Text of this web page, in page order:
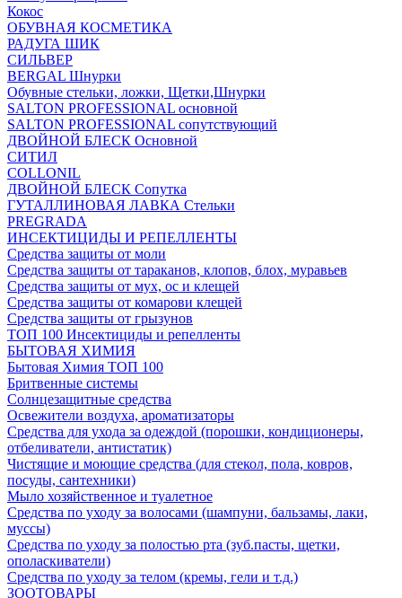
Кокос
ОБУВНАЯ КОСМЕТИКА
РАДУГА ШИК
СИЛЬВЕР
BERGAL Шнурки
Обувные стельки, ложки, Щетки,Шнурки
SALTON PROFESSIONAL основной
SALTON PROFESSIONAL сопутствующий
ДВОЙНОЙ БЛЕСК Основной
СИТИЛ
COLLONIL
ДВОЙНОЙ БЛЕСК Сопутка
ГУТАЛЛИНОВАЯ ЛАВКА Стельки
PREGRADA
ИНСЕКТИЦИДЫ И РЕПЕЛЛЕНТЫ
Средства защиты от моли
Средства защиты от тараканов, клопов, блох, муравьев
Средства защиты от мух, ос и клещей
Средства защиты от комарови клещей
Средства защиты от грызунов
ТОП 100 Инсектициды и репелленты
БЫТОВАЯ ХИМИЯ
Бытовая Химия ТОП 100
Бритвенные системы
Солнцезащитные средства
Освежители воздуха, ароматизаторы
Средства для ухода за одеждой (порошки, кондиционеры,
отбеливатели, антистатик)
Чистящие и моющие средства (для стекол, пола, ковров,
посуды, сантехники)
Мыло хозяйственное и туалетное
Средства по уходу за волосами (шампуни, бальзамы, лаки,
муссы)
Средства по уходу за полостью рта (зуб.пасты, щетки,
ополаскиватели)
Средства по уходу за телом (кремы, гели и т.д.)
ЗООТОВАРЫ